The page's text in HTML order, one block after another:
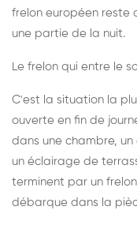
frelon européen reste
une partie de la nuit.
Le frelon qui entre le
C'est la situation la
ouverte en fin de
dans une chambre,
un éclairage de
terminent par un
débarque dans la